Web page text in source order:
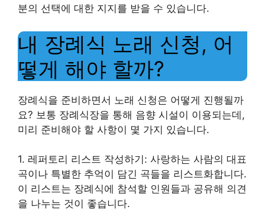
분의 선택에 대한 지지를 받을 수 있습니다.
내 장례식 노래 신청, 어
떻게 해야 할까?
장례식을 준비하면서 노래 신청은 어떻게 진행될까
요? 보통 장례식장을 통해 음향 시설이 이용되는데,
미리 준비해야 할 사항이 몇 가지 있습니다.
1. 레퍼토리 리스트 작성하기: 사랑하는 사람의 대표
곡이나 특별한 추억이 담긴 곡들을 리스트화합니다.
이 리스트는 장례식에 참석할 인원들과 공유해 의견
을 나누는 것이 좋습니다.